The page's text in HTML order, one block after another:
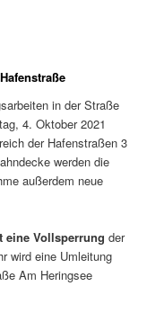
in der Straße
4. Oktober 2021
der Hafenstraßen 3
werden die
außerdem neue
Vollsperrung der
wird eine Umleitung
Am Heringsee